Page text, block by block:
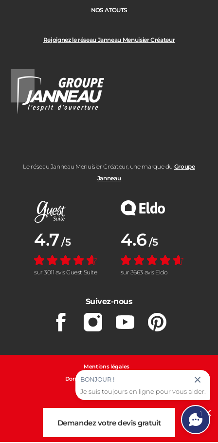
Rejoignez le réseau Janneau Menuisier Créateur
Le réseau Janneau Menuisier Créateur, une marque du Groupe
Janneau
NOS ATOUTS
Note moyenne :
4.7 /5
sur 3011 avis Guest Suite
Note moyenne :
4.6 /5
sur 3663 avis Eldo
Suivez-nous
FacebookInstagramYoutubePinterest
Mentions légales
Données personnelles et cookies
Gestion des cookies
Demandez votre devis gratuit
1
BONJOUR !
Je suis toujours en ligne pour vous aider.